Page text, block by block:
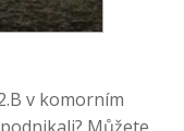
v komorním